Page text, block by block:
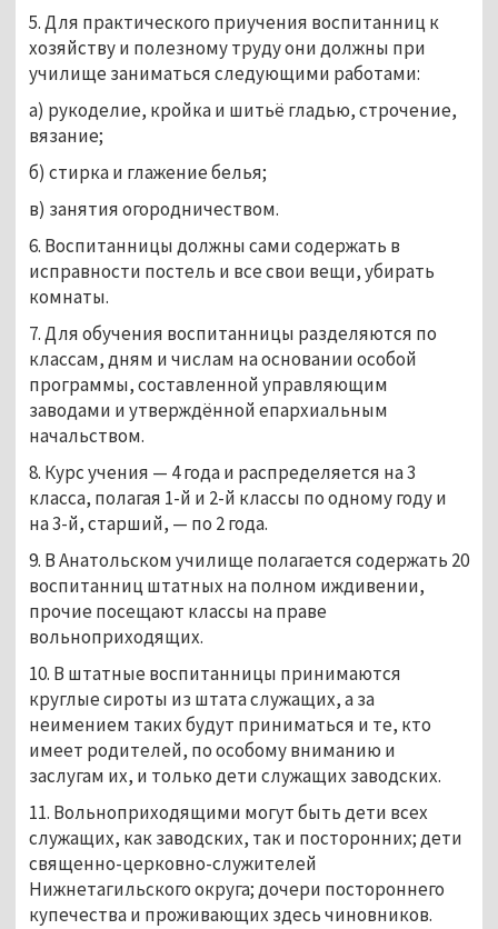
5. Для практического приучения воспитанниц к
хозяйству и полезному труду они должны при
училище заниматься следующими работами:
а) рукоделие, кройка и шитьё гладью, строчение,
вязание;
б) стирка и глажение белья;
в) занятия огородничеством.
6. Воспитанницы должны сами содержать в
исправности постель и все свои вещи, убирать
комнаты.
7. Для обучения воспитанницы разделяются по
классам, дням и числам на основании особой
программы, составленной управляющим
заводами и утверждённой епархиальным
начальством.
8. Курс учения — 4 года и распределяется на 3
класса, полагая 1-й и 2-й классы по одному году и
на 3-й, старший, — по 2 года.
9. В Анатольском училище полагается содержать 20
воспитанниц штатных на полном иждивении,
прочие посещают классы на праве
вольноприходящих.
10. В штатные воспитанницы принимаются
круглые сироты из штата служащих, а за
неимением таких будут приниматься и те, кто
имеет родителей, по особому вниманию и
заслугам их, и только дети служащих заводских.
11. Вольноприходящими могут быть дети всех
служащих, как заводских, так и посторонних; дети
священно-церковно-служителей
Нижнетагильского округа; дочери постороннего
купечества и проживающих здесь чиновников.